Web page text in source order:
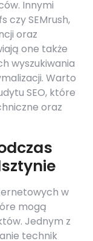
Innymi
czy SEMrush,
oraz
one także
wyszukiwania
Warto
SEO, które
oraz
w
mogą
Jednym z
technik